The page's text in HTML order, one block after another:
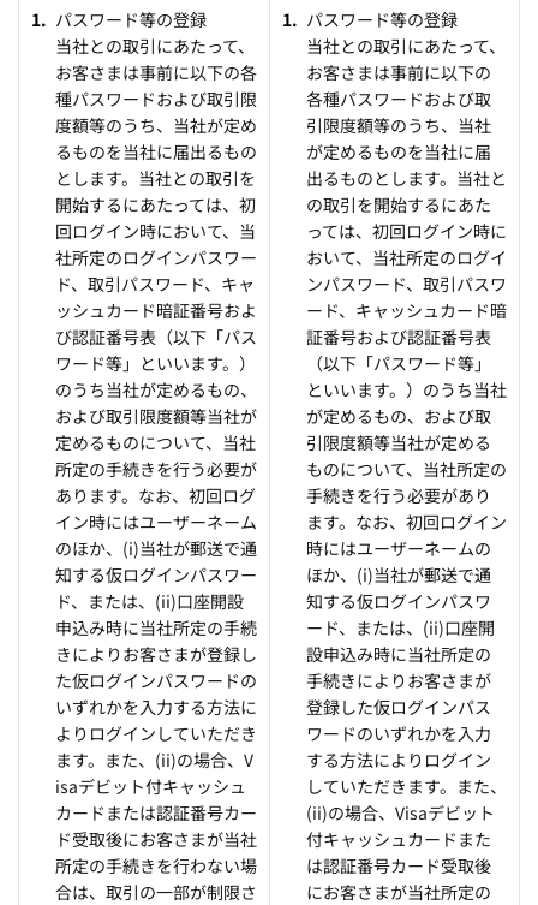
パスワード等の登録
当社との取引にあたって、
お客さまは事前に以下の各
種パスワードおよび取引限
度額等のうち、当社が定め
るものを当社に届出るもの
とします。当社との取引を
開始するにあたっては、初
回ログイン時において、当
社所定のログインパスワー
ド、取引パスワード、キャ
ッシュカード暗証番号およ
び認証番号表（以下「パス
ワード等」といいます。）
のうち当社が定めるもの、
および取引限度額等当社が
定めるものについて、当社
所定の手続きを行う必要が
あります。なお、初回ログ
イン時にはユーザーネーム
のほか、(i)当社が郵送で通
知する仮ログインパスワー
ド、または、(ii)口座開設
申込み時に当社所定の手続
きによりお客さまが登録し
た仮ログインパスワードの
いずれかを入力する方法に
よりログインしていただき
ます。また、(ii)の場合、V
isaデビット付キャッシュ
カードまたは認証番号カー
ド受取後にお客さまが当社
所定の手続きを行わない場
合は、取引の一部が制限さ
パスワード等の登録
当社との取引にあたって、
お客さまは事前に以下の
各種パスワードおよび取
引限度額等のうち、当社
が定めるものを当社に届
出るものとします。当社と
の取引を開始するにあた
っては、初回ログイン時に
おいて、当社所定のログイ
ンパスワード、取引パスワ
ード、キャッシュカード暗
証番号および認証番号表
（以下「パスワード等」
といいます。）のうち当社
が定めるもの、および取
引限度額等当社が定める
ものについて、当社所定の
手続きを行う必要があり
ます。なお、初回ログイン
時にはユーザーネームの
ほか、(i)当社が郵送で通
知する仮ログインパスワ
ード、または、(ii)口座開
設申込み時に当社所定の
手続きによりお客さまが
登録した仮ログインパス
ワードのいずれかを入力
する方法によりログイン
していただきます。また、
(ii)の場合、Visaデビット
付キャッシュカードまた
は認証番号カード受取後
にお客さまが当社所定の